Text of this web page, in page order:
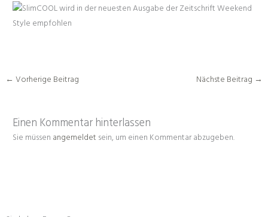
← Vorherige Beitrag Nächste Beitrag →
Einen Kommentar hinterlassen
Sie müssen angemeldet sein, um einen Kommentar abzugeben.